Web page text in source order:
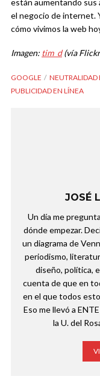
están aumentando sus
el negocio de internet.
cómo vivimos la web
Imagen: tim_d(vía
GOOGLE NEUTRALIDAD
PUBLICIDAD EN LÍNEA
JOSÉ
Un día me
dónde empezar.
un diagrama de
periodismo,
diseño, política,
cuenta de que en
en el que todos
Eso me llevó a
la U. del